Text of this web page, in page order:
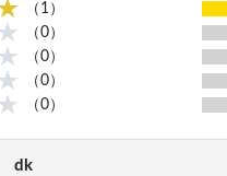
（1）
（0）
（0）
（0）
（0）
dk